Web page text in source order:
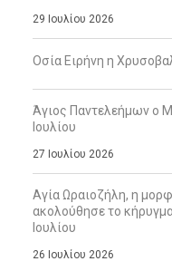
29 Ιουλίου 2026
Οσία Ειρήνη η
Άγιος Παντελεήμων ο
Ιουλίου
27 Ιουλίου 2026
Αγία Ωραιοζήλη, η
ακολούθησε το
Ιουλίου
26 Ιουλίου 2026